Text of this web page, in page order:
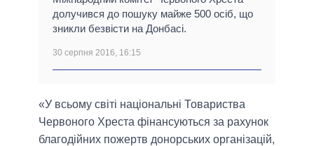
долучився до пошуку майже 500 осіб, що
зникли безвісти на Донбасі.
30 серпня 2016, 16:15
«У всьому світі національні Товариства
Червоного Хреста фінансуються за рахунок
благодійних пожертв донорських організацій,